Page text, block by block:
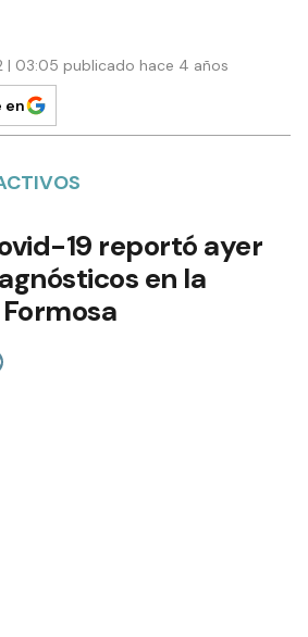
| 03:05 publicado hace 4 años
en
19 reportó ayer
en la